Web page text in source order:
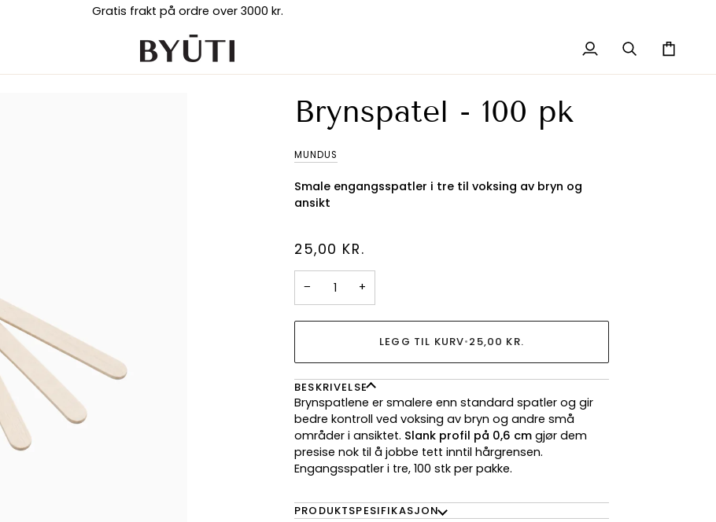
Gratis frakt på ordre over 3000 kr.
Min
konto
Søk
Brynspatel - 100 pk
MUNDUS
Smale engangsspatler i tre til voksing av bryn og
ansikt
25,00 KR.
− +
LEGG TIL KURV•25,00 KR.
BESKRIVELSE
Brynspatlene er smalere enn standard spatler og gir
bedre kontroll ved voksing av bryn og andre små
områder i ansiktet. Slank profil på 0,6 cm gjør dem
presise nok til å jobbe tett inntil hårgrensen.
Engangsspatler i tre, 100 stk per pakke.
PRODUKTSPESIFIKASJON